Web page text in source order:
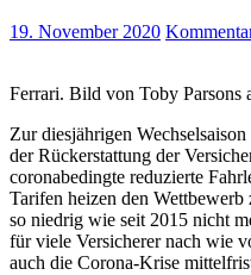
19. November 2020
Ferrari. Bild von Toby Parsons
Zur diesjährigen
der Rückerstattung der
coronabedingte reduzierte
Tarifen heizen den
so niedrig wie seit 2015 nicht
für viele Versicherer nach wie
auch die Corona-Krise